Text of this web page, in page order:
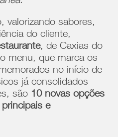
valorizando sabores,
do cliente,
, de Caxias do
menu, que marca os
no início de
já consolidados
são 10 novas opções
e